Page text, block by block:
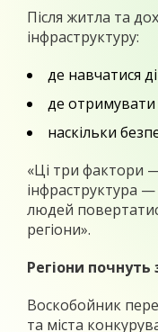
Після житла та
інфраструктуру:
де навчатися
де отримувати
наскільки
«Ці три фактори
інфраструктура
людей
регіони».
Регіони почнуть
Воскобойник
та міста